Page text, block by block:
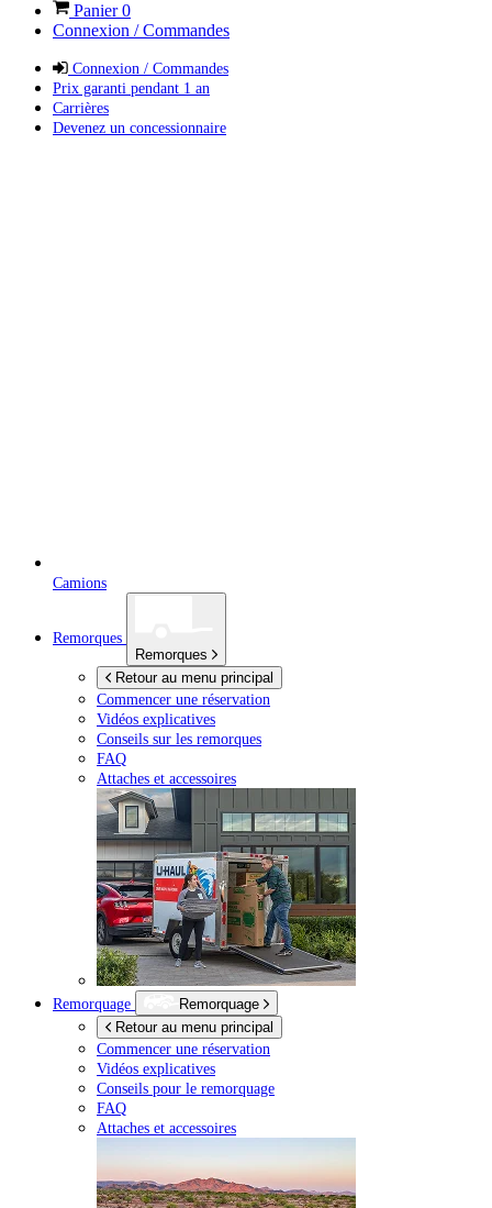
Panier0
Connexion / Commandes
Connexion / Commandes
Prix garanti pendant 1 an
Carrières
Devenez un concessionnaire
Camions
Remorques
Remorques
Retour au menu principal
Commencer une réservation
Vidéos explicatives
Conseils sur les remorques
FAQ
Attaches et accessoires
Remorquage
Remorquage
Retour au menu principal
Commencer une réservation
Vidéos explicatives
Conseils pour le remorquage
FAQ
Attaches et accessoires